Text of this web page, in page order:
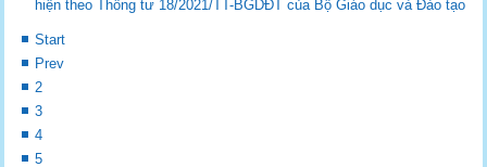
hiện theo Thông tư 18/2021/TT-BGDĐT của Bộ Giáo dục và Đào tạo
Start
Prev
2
3
4
5